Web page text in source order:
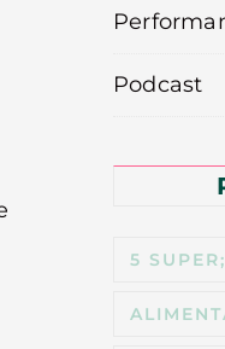
Podcast
5 SUPER;